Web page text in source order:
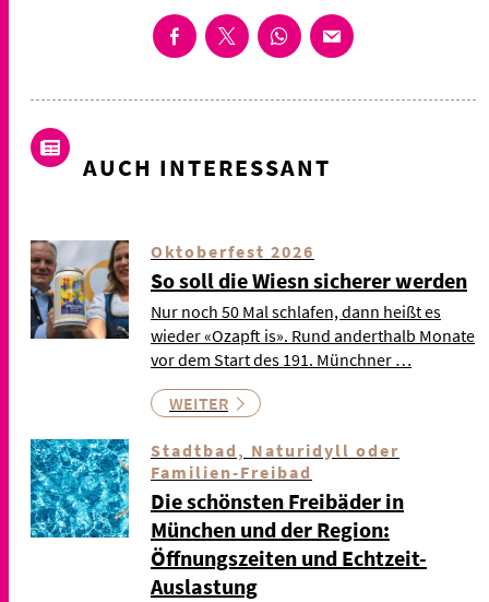
AUCH INTERESSANT
Oktoberfest 2026
So soll die Wiesn sicherer werden
Nur noch 50 Mal schlafen, dann heißt es
wieder «Ozapft is». Rund anderthalb Monate
vor dem Start des 191. Münchner …
WEITER
Stadtbad, Naturidyll oder
Familien-Freibad
Die schönsten Freibäder in
München und der Region:
Öffnungszeiten und Echtzeit-
Auslastung